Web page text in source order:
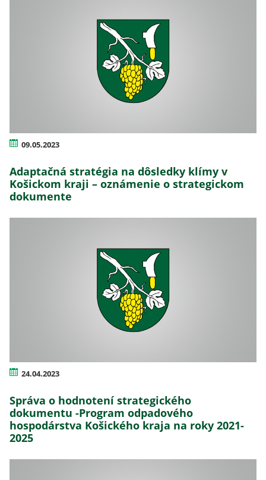
09.05.2023
Adaptačná stratégia na dôsledky klímy v
Košickom kraji – oznámenie o strategickom
dokumente
24.04.2023
Správa o hodnotení strategického
dokumentu -Program odpadového
hospodárstva Košického kraja na roky 2021-
2025